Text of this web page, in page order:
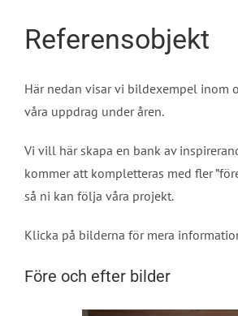
Referensobjekt
Här nedan visar vi bildexempel inom
våra uppdrag under åren.
Vi vill här skapa en bank av
kommer att kompletteras med fler
så ni kan följa våra projekt.
Klicka på bilderna för mera
Före och efter bilder